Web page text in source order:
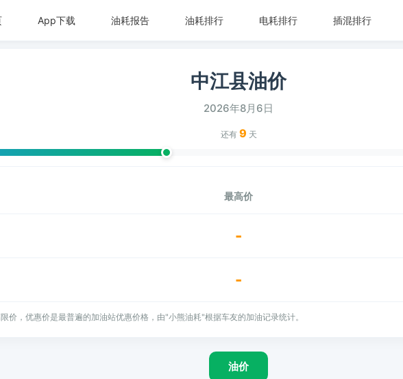
App下载 油耗报告 油耗排行 电耗排行 插混排行
中江县油价
2026年8月6日
还有 9 天
最高价
-
-
价，优惠价是最普遍的加油站优惠价格，由"小熊油耗"根据车友的加油记录统计。
油价